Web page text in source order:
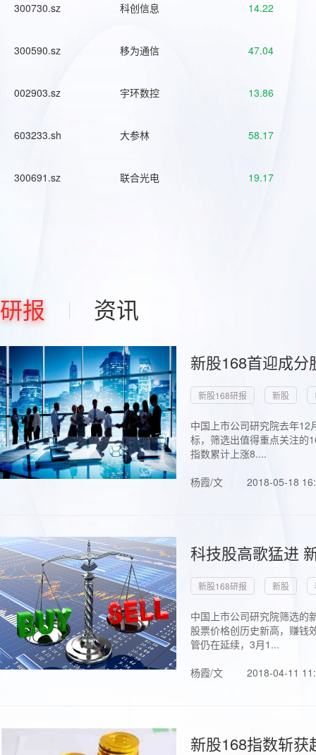
300730.sz 科创信息 14.22
300590.sz 移为通信 47.04
002903.sz 宇环数控 13.86
603233.sh 大参林 58.17
300691.sz 联合光电 19.17
研报 资讯
新股168首迎成
新股168研报 新股
中国上市公司研究院去年
标，筛选出值得重点关注的
指数累计上涨8....
杨霞/文
2018-05-18
科技股高歌猛进
新股168研报 新股
中国上市公司研究院筛选的
股票价格创历史新高，赚钱
管仍在延续，3月1...
杨霞/文
2018-04-11
新股168指数斩